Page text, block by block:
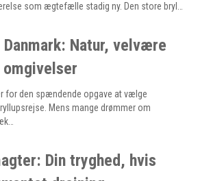
som ægtefælle stadig ny. Den store bryl…
Natur, velvære
for den spændende opgave at vælge
Mens mange drømmer om
Din tryghed, hvis